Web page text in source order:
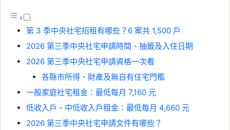
第 3 季中央社宅招租有哪些？6 案共 1,500 戶
2026 第三季中央社宅申請時間、抽籤及入住日期
2026 第三季中央社宅申請資格一次看
各縣市所得、財產及無自有住宅門檻
一般家庭社宅租金：最低每月 7,160 元
低收入戶、中低收入戶租金：最低每月 4,660 元
2026 第三季中央社宅申請文件有哪些？